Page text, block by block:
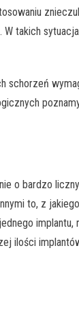
takich
schorzeń
o bardzo
to, z
ilości